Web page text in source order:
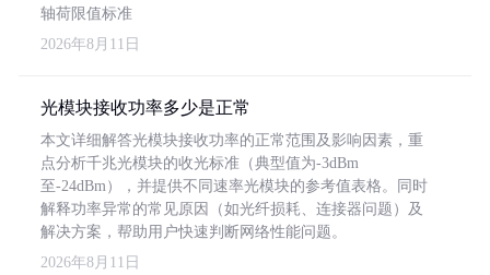
轴荷限值标准
2026年8月11日
光模块接收功率多少是正常
本文详细解答光模块接收功率的正常范围及影响因素，重
点分析千兆光模块的收光标准（典型值为-3dBm
至-24dBm），并提供不同速率光模块的参考值表格。同时
解释功率异常的常见原因（如光纤损耗、连接器问题）及
解决方案，帮助用户快速判断网络性能问题。
2026年8月11日